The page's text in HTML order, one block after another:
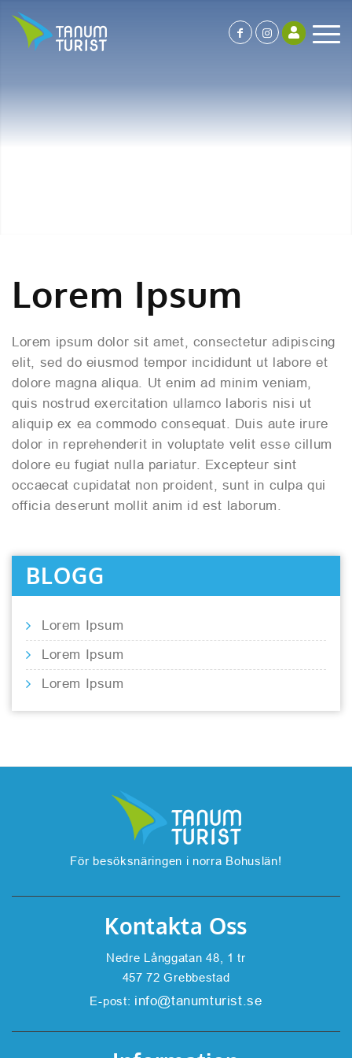
Lorem Ipsum
Lorem ipsum dolor sit amet, consectetur adipiscing
elit, sed do eiusmod tempor incididunt ut labore et
dolore magna aliqua. Ut enim ad minim veniam,
quis nostrud exercitation ullamco laboris nisi ut
aliquip ex ea commodo consequat. Duis aute irure
dolor in reprehenderit in voluptate velit esse cillum
dolore eu fugiat nulla pariatur. Excepteur sint
occaecat cupidatat non proident, sunt in culpa qui
officia deserunt mollit anim id est laborum.
BLOGG
Lorem Ipsum
Lorem Ipsum
Lorem Ipsum
För besöksnäringen i norra Bohuslän!
Kontakta Oss
Nedre Långgatan 48, 1 tr
457 72 Grebbestad
E-post: info@tanumturist.se